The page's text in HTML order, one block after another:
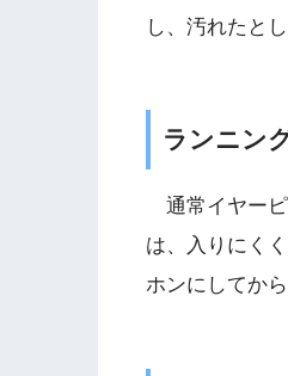
し、汚れたと
ランニン
通常イヤーピ
は、入りにく
ホンにしてか